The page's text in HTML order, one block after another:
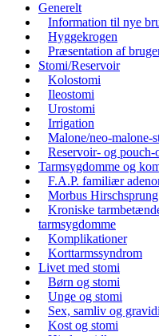
Generelt
Information til nye
Hyggekrogen
Præsentation af
Stomi/Reservoir
Kolostomi
Ileostomi
Urostomi
Irrigation
Malone/neo-malone-
Reservoir- og pouch-
Tarmsygdomme og
F.A.P. familiær
Morbus Hirschsprung
Kroniske
tarmsygdomme
Komplikationer
Korttarmssyndrom
Livet med stomi
Børn og stomi
Unge og stomi
Sex, samliv og
Kost og stomi